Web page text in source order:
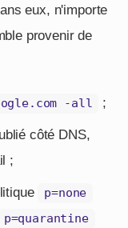
eux, n'importe
provenir de
-all
;
côté DNS,
;
p=none
p=quarantine